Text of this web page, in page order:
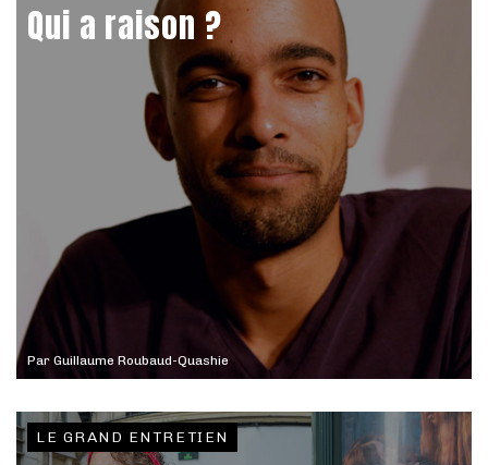
Par Guillaume Roubaud-Quashie
Qui a raison ?
LE GRAND ENTRETIEN